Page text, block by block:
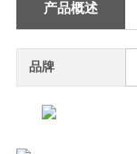
产品概述
品牌